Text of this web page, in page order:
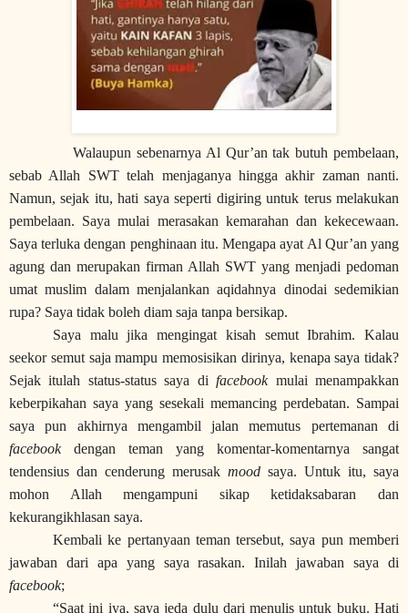
Walaupun sebenarnya Al Qur’an tak butuh pembelaan,
sebab Allah SWT telah menjaganya hingga akhir zaman nanti.
Namun, sejak itu, hati saya seperti digiring untuk terus melakukan
pembelaan. Saya mulai merasakan kemarahan dan kekecewaan.
Saya terluka dengan penghinaan itu. Mengapa ayat Al Qur’an yang
agung dan merupakan firman Allah SWT yang menjadi pedoman
umat muslim dalam menjalankan aqidahnya dinodai sedemikian
rupa? Saya tidak boleh diam saja tanpa bersikap.
Saya malu jika mengingat kisah semut Ibrahim. Kalau
seekor semut saja mampu memosisikan dirinya, kenapa saya tidak?
Sejak itulah status-status saya difacebookmulai menampakkan
keberpikahan saya yang sesekali memancing perdebatan. Sampai
saya pun akhirnya mengambil jalan memutus pertemanan di
facebookdengan teman yang komentar-komentarnya sangat
tendensius dan cenderung merusak mood saya. Untuk itu, saya
mohon Allah mengampuni sikap ketidaksabaran dan
kekurangikhlasan saya.
Kembali ke pertanyaan teman tersebut, saya pun memberi
jawaban dari apa yang saya rasakan. Inilah jawaban saya di
facebook;
“Saat ini iya, saya jeda dulu dari menulis untuk buku. Hati